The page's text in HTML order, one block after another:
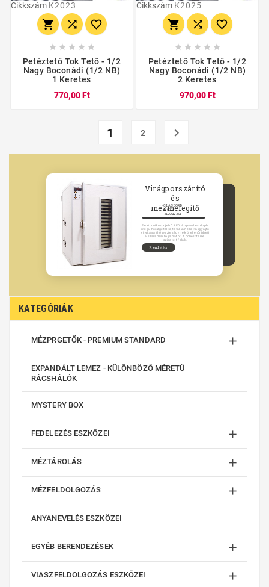
Cikkszám K2023
  
    
Petéztető Tok Tető - 1/2
Nagy Boconádi (1/2 NB)
1 Keretes
770,00 Ft
Cikkszám K2025
  
    
Petéztető Tok Tető - 1/2
Nagy Boconádi (1/2 NB)
2 Keretes
970,00 Ft
1 2 
Virágporszárító
és
mézmelegítő
Rendelés
Elektronikus kijelző. LED lámpával és dupla
üvegű hőszigetelt ajtóval van ellátva így ajtó
kinyitása (hőveszteség) nélkül ellenőrizheti
a száradási folyamatot. A poliészterrel
szigetelt falak.
- GLASBORD
- BLACK JET
- INOX
KATEGÓRIÁK
MÉZPRGETŐK - PREMIUM STANDARD 
EXPANDÁLT LEMEZ - KÜLÖNBÖZŐ MÉRETŰ
RÁCSHÁLÓK
MYSTERY BOX
FEDELEZÉS ESZKÖZEI 
MÉZTÁROLÁS 
MÉZFELDOLGOZÁS 
ANYANEVELÉS ESZKÖZEI
EGYÉB BERENDEZÉSEK 
VIASZFELDOLGOZÁS ESZKÖZEI 